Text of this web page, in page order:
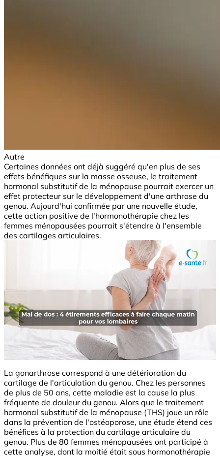
Autre
Certaines données ont déjà suggéré qu'en plus de ses
effets bénéfiques sur la masse osseuse, le traitement
hormonal substitutif de la ménopause pourrait exercer un
effet protecteur sur le développement d'une arthrose du
genou. Aujourd'hui confirmée par une nouvelle étude,
cette action positive de l'hormonothérapie chez les
femmes ménopausées pourrait s'étendre à l'ensemble
des cartilages articulaires.
La gonarthrose correspond à une détérioration du
cartilage de l'articulation du genou. Chez les personnes
de plus de 50 ans, cette maladie est la cause la plus
fréquente de douleur du genou. Alors que le traitement
hormonal substitutif de la ménopause (THS) joue un rôle
dans la prévention de l'ostéoporose, une étude étend ces
bénéfices à la protection du cartilage articulaire du
genou. Plus de 80 femmes ménopausées ont participé à
cette analyse, dont la moitié était sous hormonothérapie